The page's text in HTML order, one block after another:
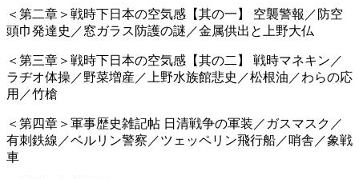
＜第二章＞戦時下日本の空気感【其の一】 空襲警報／防空
頭巾発達史／窓ガラス防護の謎／金属供出と上野大仏
＜第三章＞戦時下日本の空気感【其の二】 戦時マネキン／
ラヂオ体操／野菜増産／上野水族館悲史／松根油／わらの応
用／竹槍
＜第四章＞軍事歴史雑記帖 日清戦争の軍装／ガスマスク／
有刺鉄線／ベルリン警察／ツェッペリン飛行船／哨舎／象戦
車